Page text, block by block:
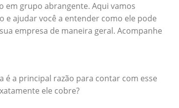
em grupo abrangente. Aqui vamos
ajudar você a entender como ele pode
empresa de maneira geral. Acompanhe
é a principal razão para contar com esse
ele cobre?